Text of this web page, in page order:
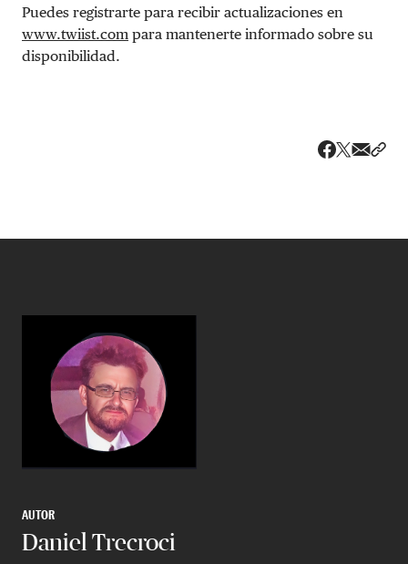
Puedes registrarte para recibir actualizaciones en
www.twiist.com para mantenerte informado sobre su
disponibilidad.
AUTOR
Daniel Trecroci